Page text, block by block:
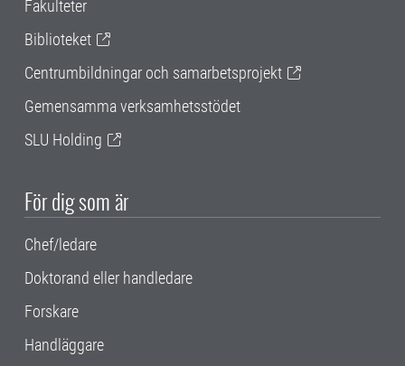
Fakulteter
Biblioteket
Centrumbildningar och samarbetsprojekt
Gemensamma verksamhetsstödet
SLU Holding
För dig som är
Chef/ledare
Doktorand eller handledare
Forskare
Handläggare